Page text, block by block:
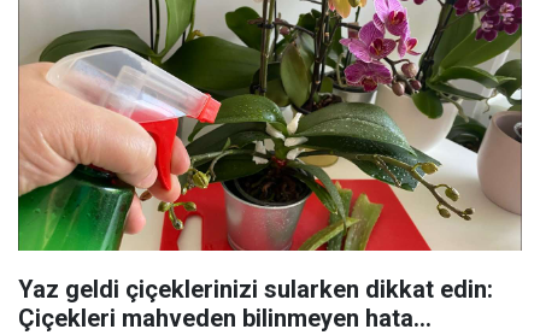
Yaz geldi çiçeklerinizi sularken dikkat edin:
Çiçekleri mahveden bilinmeyen hata...